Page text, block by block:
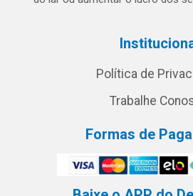
Política de
Trabalhe
Formas de